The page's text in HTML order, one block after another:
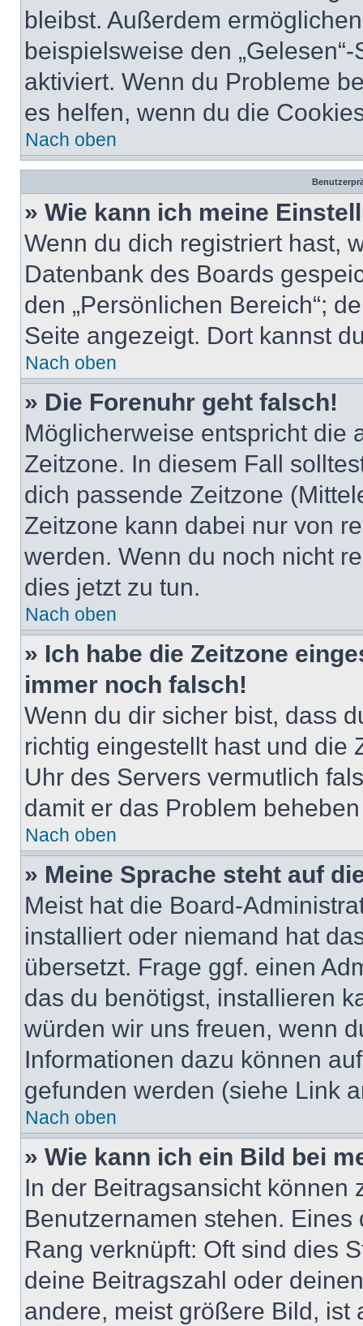
bleibst. Außerdem
beispielsweise den
aktiviert. Wenn du Probleme
es helfen, wenn du die
Nach oben
» Wie kann ich meine
Wenn du dich registriert hast,
Datenbank des Boards
den „Persönlichen Bereich“;
Seite angezeigt. Dort kannst
Nach oben
» Die Forenuhr geht falsch!
Möglicherweise entspricht die
Zeitzone. In diesem Fall
dich passende Zeitzone
Zeitzone kann dabei nur von
werden. Wenn du noch nicht
dies jetzt zu tun.
Nach oben
» Ich habe die Zeitzone
immer noch falsch!
Wenn du dir sicher bist, dass
richtig eingestellt hast und die
Uhr des Servers vermutlich
damit er das Problem
Nach oben
» Meine Sprache steht auf
Meist hat die Board-
installiert oder niemand hat
übersetzt. Frage ggf. einen
das du benötigst, installieren
würden wir uns freuen, wenn
Informationen dazu können
gefunden werden (siehe Link
Nach oben
» Wie kann ich ein Bild bei
In der Beitragsansicht können
Benutzernamen stehen.
Rang verknüpft: Oft sind dies
deine Beitragszahl oder
andere, meist größere Bild, ist